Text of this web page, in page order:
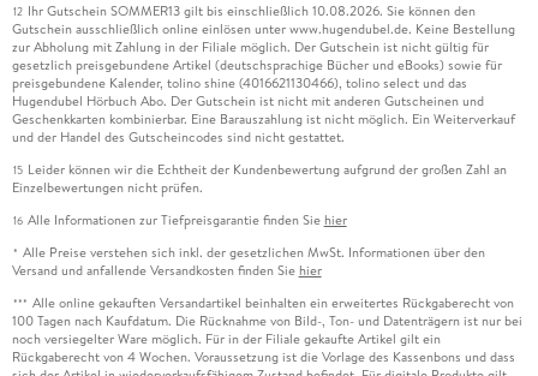
12 Ihr Gutschein SOMMER13 gilt bis einschließlich 10.08.2026. Sie können den
Gutschein ausschließlich online einlösen unter www.hugendubel.de. Keine Bestellung
zur Abholung mit Zahlung in der Filiale möglich. Der Gutschein ist nicht gültig für
gesetzlich preisgebundene Artikel (deutschsprachige Bücher und eBooks) sowie für
preisgebundene Kalender, tolino shine (4016621130466), tolino select und das
Hugendubel Hörbuch Abo. Der Gutschein ist nicht mit anderen Gutscheinen und
Geschenkkarten kombinierbar. Eine Barauszahlung ist nicht möglich. Ein Weiterverkauf
und der Handel des Gutscheincodes sind nicht gestattet.
15 Leider können wir die Echtheit der Kundenbewertung aufgrund der großen Zahl an
Einzelbewertungen nicht prüfen.
16 Alle Informationen zur Tiefpreisgarantie finden Sie hier
* Alle Preise verstehen sich inkl. der gesetzlichen MwSt. Informationen über den
Versand und anfallende Versandkosten finden Sie hier
*** Alle online gekauften Versandartikel beinhalten ein erweitertes Rückgaberecht von
100 Tagen nach Kaufdatum. Die Rücknahme von Bild-, Ton- und Datenträgern ist nur bei
noch versiegelter Ware möglich. Für in der Filiale gekaufte Artikel gilt ein
Rückgaberecht von 4 Wochen. Voraussetzung ist die Vorlage des Kassenbons und dass